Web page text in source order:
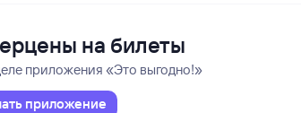
на билеты
приложения «Это выгодно!»
приложение